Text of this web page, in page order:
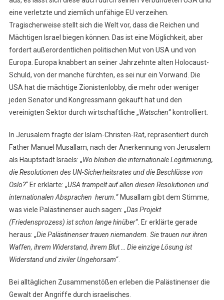
eine verletzte und ziemlich unfähige EU verzeihen.
Tragischerweise stellt sich die Welt vor, dass die Reichen und
Mächtigen Israel biegen können. Das ist eine Möglichkeit, aber
fordert außerordentlichen politischen Mut von USA und von
Europa. Europa knabbert an seiner Jahrzehnte alten Holocaust-
Schuld, von der manche fürchten, es sei nur ein Vorwand. Die
USA hat die mächtige Zionistenlobby, die mehr oder weniger
jeden Senator und Kongressmann gekauft hat und den
vereinigten Sektor durch wirtschaftliche „Watschen“ kontrolliert.
In Jerusalem fragte der Islam-Christen-Rat, repräsentiert durch
Father Manuel Musallam, nach der Anerkennung von Jerusalem
als Hauptstadt Israels: „Wo bleiben die internationale Legitimierung,
die Resolutionen des UN-Sicherheitsrates und die Beschlüsse von
Oslo?“ Er erklärte: „USA trampelt auf allen diesen Resolutionen und
internationalen Absprachen herum.“ Musallam gibt dem Stimme,
was viele Palästinenser auch sagen: „Das Projekt
(Friedensprozess) ist schon lange hinüber“. Er erklärte gerade
heraus: „Die Palästinenser trauen niemandem. Sie trauen nur ihren
Waffen, ihrem Widerstand, ihrem Blut … Die einzige Lösung ist
Widerstand und ziviler Ungehorsam“.
Bei alltäglichen Zusammenstößen erleben die Palästinenser die
Gewalt der Angriffe durch israelisches.